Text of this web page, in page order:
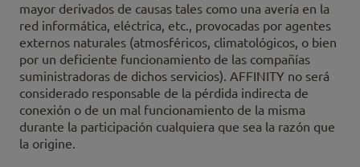
mayor derivados de causas tales como una avería en la
red informática, eléctrica, etc., provocadas por agentes
externos naturales (atmosféricos, climatológicos, o bien
por un deficiente funcionamiento de las compañías
suministradoras de dichos servicios). AFFINITY no será
considerado responsable de la pérdida indirecta de
conexión o de un mal funcionamiento de la misma
durante la participación cualquiera que sea la razón que
la origine.